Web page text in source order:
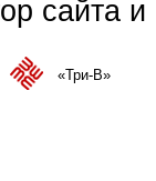
сайта
is external)«Три-В»